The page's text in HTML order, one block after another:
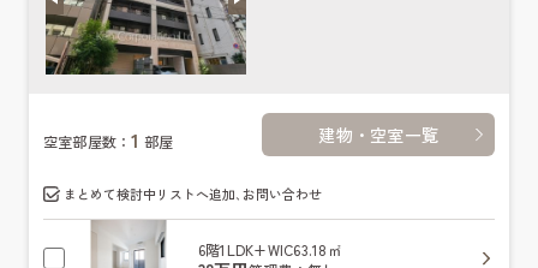
空室部屋数：1 部屋 建物・空室一覧
まとめて検討中リストへ追加､お問い合わせ
6階1LDK+WIC63.18㎡